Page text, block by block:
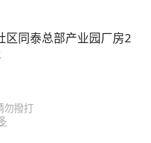
区同泰总部产业园厂房2
勿撥打